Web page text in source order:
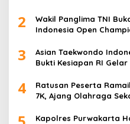
2
Wakil Panglima TNI
Indonesia Open
3
Asian Taekwondo
Bukti Kesiapan RI Gelar
4
Ratusan Peserta
7K, Ajang Olahraga
Kapolres Purwakarta